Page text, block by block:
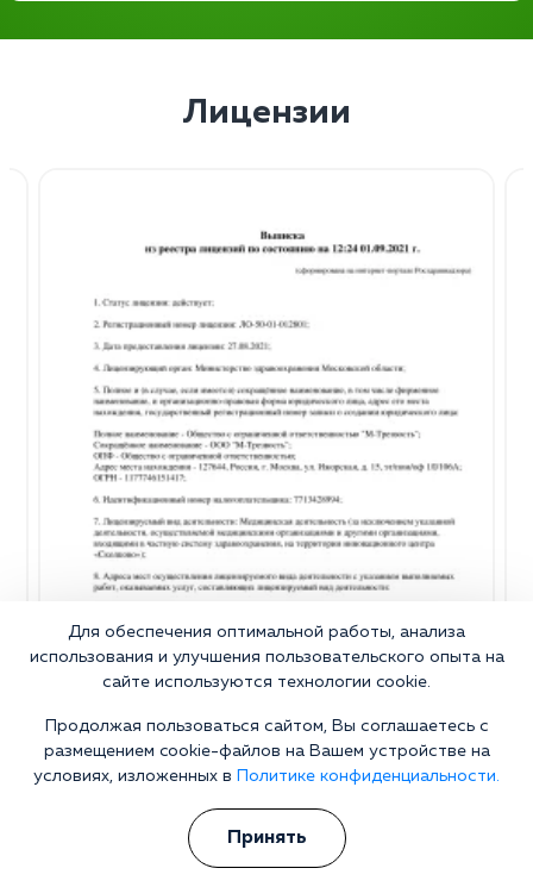
Лицензии
Почему стоит выбрать нашу
клинику?
Для обеспечения оптимальной работы, анализа
использования и улучшения пользовательского опыта на
сайте используются технологии cookie.
Продолжая пользоваться сайтом, Вы соглашаетесь с
размещением cookie-файлов на Вашем устройстве на
условиях, изложенных в
Политике конфиденциальности.
Принять